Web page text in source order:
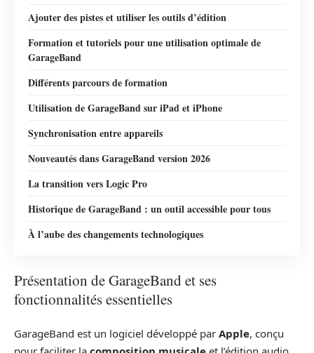
Ajouter des pistes et utiliser les outils d’édition
Formation et tutoriels pour une utilisation optimale de
GarageBand
Différents parcours de formation
Utilisation de GarageBand sur iPad et iPhone
Synchronisation entre appareils
Nouveautés dans GarageBand version 2026
La transition vers Logic Pro
Historique de GarageBand : un outil accessible pour tous
À l’aube des changements technologiques
Présentation de GarageBand et ses
fonctionnalités essentielles
GarageBand est un logiciel développé par Apple, conçu